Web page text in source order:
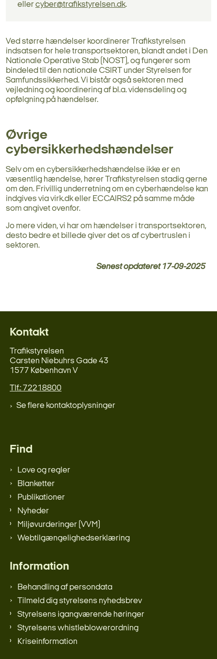
ellercyber@trafikstyrelsen.dk.
Ved større hændelser koordinerer Trafikstyrelsen
indsatsen for hele transportsektoren, blandt andet i Den
Nationale Operative Stab (NOST), og fungerer som
bindeled til den nationale CSIRT under Styrelsen for
Samfundssikkerhed. Vi bistår også sektoren med
vejledning og koordinering af bl.a. vidensdeling og
opfølgning på hændelser.
Øvrige
cybersikkerhedshændelser
Selv om en cybersikkerhedshændelse ikke er en
væsentlig hændelse, hører Trafikstyrelsen stadig gerne
om den. Frivillig underretning om en cyberhændelse kan
indgives via virk.dk eller ECCAIRS2 på samme måde
som angivet ovenfor.
Jo mere viden, vi har om hændelser i transportsektoren,
desto bedre et billede giver det os af cybertruslen i
sektoren.
Senest opdateret 17-09-2025
Kontakt
Trafikstyrelsen
Carsten Niebuhrs Gade 43
1577 København V
Tlf.: 72218800
Se flere kontaktoplysninger
Find
Love og regler
Blanketter
Publikationer
Nyheder
Miljøvurderinger (VVM)
Webtilgængelighedserklæring
Information
Behandling af persondata
Tilmeld dig styrelsens nyhedsbrev
Styrelsens igangværende høringer
Styrelsens whistleblowerordning
Kriseinformation